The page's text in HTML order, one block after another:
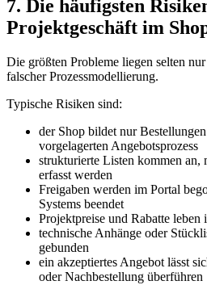
7. Die häufigsten
Projektgeschäft im
Die größten Probleme liegen selten
falscher Prozessmodellierung.
Typische Risiken sind:
der Shop bildet nur
vorgelagerten Angebotsprozess
strukturierte Listen kommen an,
erfasst werden
Freigaben werden im Portal
Systems beendet
Projektpreise und Rabatte leben
technische Anhänge oder
gebunden
ein akzeptiertes Angebot lässt
oder Nachbestellung überführen